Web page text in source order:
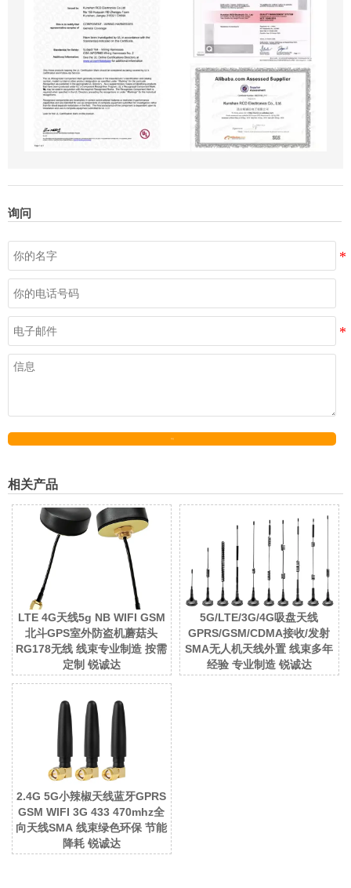
询问
相关产品
LTE 4G天线5g NB WIFI GSM
北斗GPS室外防盗机蘑菇头
RG178无线 线束专业制造 按需
定制 锐诚达
5G/LTE/3G/4G吸盘天线
GPRS/GSM/CDMA接收/发射
SMA无人机天线外置 线束多年
经验 专业制造 锐诚达
2.4G 5G小辣椒天线蓝牙GPRS
GSM WIFI 3G 433 470mhz全
向天线SMA 线束绿色环保 节能
降耗 锐诚达